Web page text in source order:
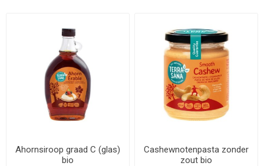
Ahornsiroop graad C (glas)
bio
Cashewnotenpasta zonder
zout bio